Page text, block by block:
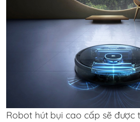
Robot hút bụi cao cấp sẽ được